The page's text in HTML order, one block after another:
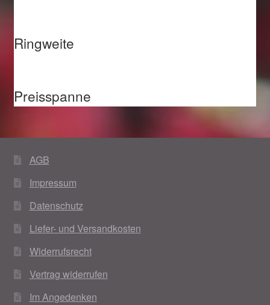
Ringweite
Preisspanne
AGB
Impressum
Datenschutz
Liefer- und Versandkosten
Widerrufsrecht
Vertrag widerrufen
Im Angedenken